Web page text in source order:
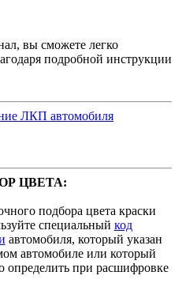
вы сможете легко
подробной инструкции
ЛКП автомобиля
ЦВЕТА:
подбора цвета краски
специальный код
автомобиля, который указан
автомобиле или который
определить при расшифровке